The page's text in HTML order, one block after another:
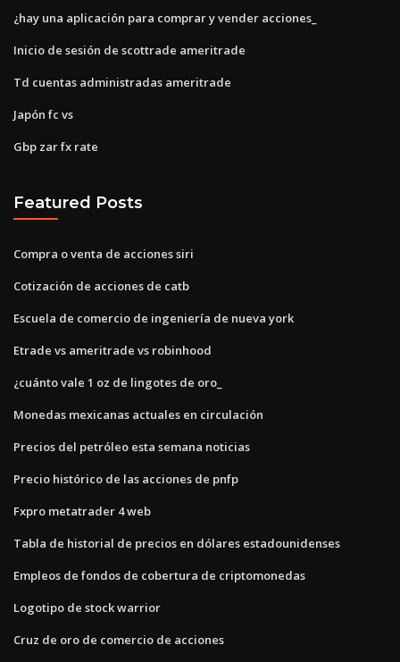
¿hay una aplicación para comprar y vender acciones_
Inicio de sesión de scottrade ameritrade
Td cuentas administradas ameritrade
Japón fc vs
Gbp zar fx rate
Featured Posts
Compra o venta de acciones siri
Cotización de acciones de catb
Escuela de comercio de ingeniería de nueva york
Etrade vs ameritrade vs robinhood
¿cuánto vale 1 oz de lingotes de oro_
Monedas mexicanas actuales en circulación
Precios del petróleo esta semana noticias
Precio histórico de las acciones de pnfp
Fxpro metatrader 4 web
Tabla de historial de precios en dólares estadounidenses
Empleos de fondos de cobertura de criptomonedas
Logotipo de stock warrior
Cruz de oro de comercio de acciones